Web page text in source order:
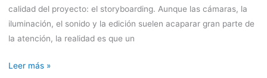
calidad del proyecto: el storyboarding. Aunque las cámaras, la
iluminación, el sonido y la edición suelen acaparar gran parte de
la atención, la realidad es que un
un
vídeo
de
calidad
Leer más »